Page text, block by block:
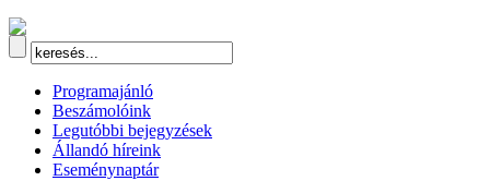
Programajánló
Beszámolóink
Legutóbbi bejegyzések
Állandó híreink
Eseménynaptár